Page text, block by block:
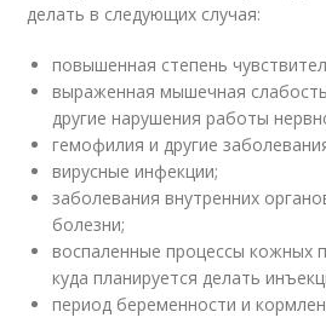
делать в следующих случая:
повышенная степень
выраженная мышечная
другие нарушения работы
гемофилия и другие
вирусные инфекции;
заболевания внутренних
болезни;
воспаленные процессы кожных
куда планируется делать
период беременности и